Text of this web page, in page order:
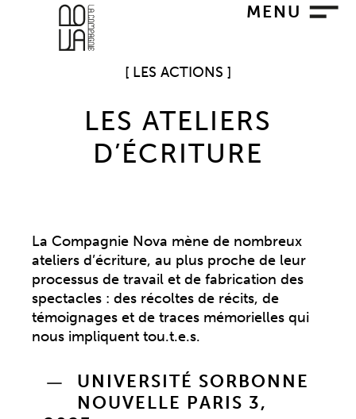
MENU
LES ACTIONS
LES ATELIERS
D’ÉCRITURE
La Compagnie Nova mène de nombreux
ateliers d’écriture, au plus proche de leur
processus de travail et de fabrication des
spectacles : des récoltes de récits, de
témoignages et de traces mémorielles qui
nous impliquent tou.t.e.s.
UNIVERSITÉ SORBONNE
NOUVELLE PARIS 3,